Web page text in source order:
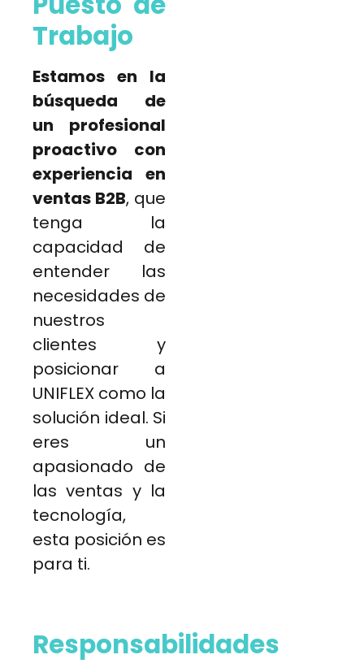
Trabajo
Estamos en la
búsqueda de
un profesional
proactivo con
experiencia en
ventas B2B, que
tenga la
capacidad de
entender las
necesidades de
nuestros
clientes y
posicionar a
UNIFLEX como la
solución ideal. Si
eres un
apasionado de
las ventas y la
tecnología,
esta posición es
para ti.
Responsabilidades